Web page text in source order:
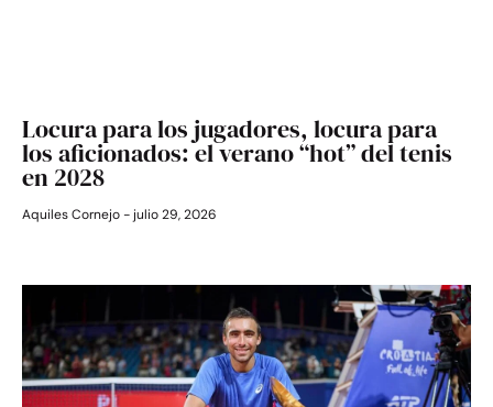
Locura para los jugadores, locura para
los aficionados: el verano “hot” del tenis
en 2028
Aquiles Cornejo julio 29, 2026